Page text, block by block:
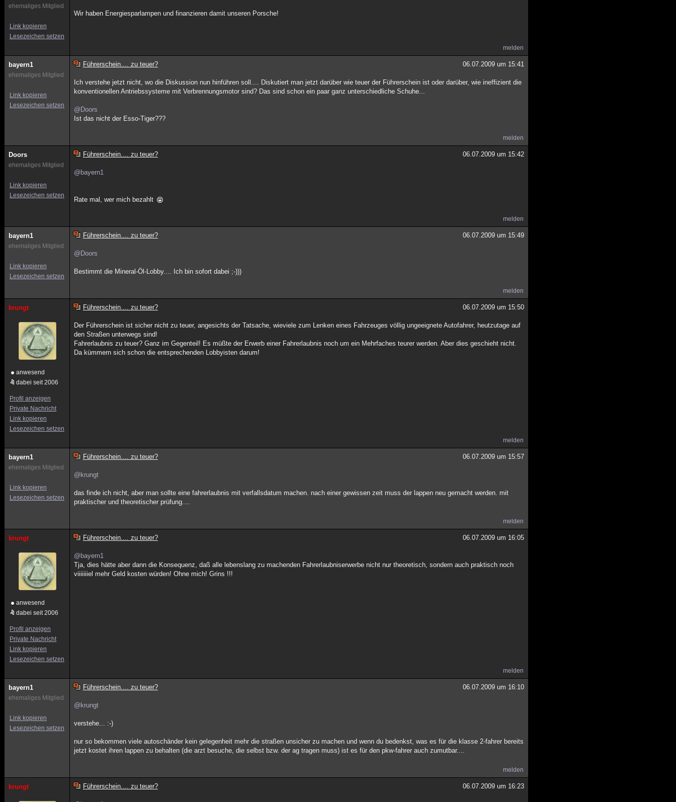
ehemaliges Mitglied
Link kopieren
Lesezeichen setzen
Wir haben Energiesparlampen und finanzieren damit unseren Porsche!
melden
bayern1
ehemaliges Mitglied
Link kopieren
Lesezeichen setzen
Führerschein.... zu teuer? 06.07.2009 um 15:41
Ich verstehe jetzt nicht, wo die Diskussion nun hinführen soll.... Diskutiert man jetzt darüber wie teuer der Führerschein ist oder darüber, wie ineffizient die
konventionellen Antriebssysteme mit Verbrennungsmotor sind? Das sind schon ein paar ganz unterschiedliche Schuhe...
@Doors
Ist das nicht der Esso-Tiger???
melden
Doors
ehemaliges Mitglied
Link kopieren
Lesezeichen setzen
Führerschein.... zu teuer? 06.07.2009 um 15:42
@bayern1
Rate mal, wer mich bezahlt
melden
bayern1
ehemaliges Mitglied
Link kopieren
Lesezeichen setzen
Führerschein.... zu teuer? 06.07.2009 um 15:49
@Doors
Bestimmt die Mineral-Öl-Lobby.... Ich bin sofort dabei ;-)))
melden
krungt
anwesend
dabei seit 2006
Profil anzeigen
Private Nachricht
Link kopieren
Lesezeichen setzen
Führerschein.... zu teuer? 06.07.2009 um 15:50
Der Führerschein ist sicher nicht zu teuer, angesichts der Tatsache, wieviele zum Lenken eines Fahrzeuges völlig ungeeignete Autofahrer, heutzutage auf
den Straßen unterwegs sind!
Fahrerlaubnis zu teuer? Ganz im Gegenteil! Es müßte der Erwerb einer Fahrerlaubnis noch um ein Mehrfaches teurer werden. Aber dies geschieht nicht.
Da kümmern sich schon die entsprechenden Lobbyisten darum!
melden
bayern1
ehemaliges Mitglied
Link kopieren
Lesezeichen setzen
Führerschein.... zu teuer? 06.07.2009 um 15:57
@krungt
das finde ich nicht, aber man sollte eine fahrerlaubnis mit verfallsdatum machen. nach einer gewissen zeit muss der lappen neu gemacht werden. mit
praktischer und theoretischer prüfung....
melden
krungt
anwesend
dabei seit 2006
Profil anzeigen
Private Nachricht
Link kopieren
Lesezeichen setzen
Führerschein.... zu teuer? 06.07.2009 um 16:05
@bayern1
Tja, dies hätte aber dann die Konsequenz, daß alle lebenslang zu machenden Fahrerlaubniserwerbe nicht nur theoretisch, sondern auch praktisch noch
viiiiiiiel mehr Geld kosten würden! Ohne mich! Grins !!!
melden
bayern1
ehemaliges Mitglied
Link kopieren
Lesezeichen setzen
Führerschein.... zu teuer? 06.07.2009 um 16:10
@krungt
verstehe... :-)
nur so bekommen viele autoschänder kein gelegenheit mehr die straßen unsicher zu machen und wenn du bedenkst, was es für die klasse 2-fahrer bereits
jetzt kostet ihren lappen zu behalten (die arzt besuche, die selbst bzw. der ag tragen muss) ist es für den pkw-fahrer auch zumutbar....
melden
krungt Führerschein.... zu teuer? 06.07.2009 um 16:23